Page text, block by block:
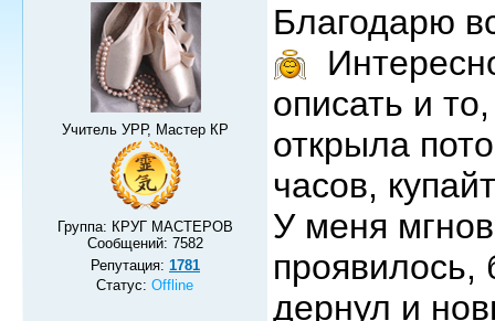
Учитель УРР, Мастер КР
Группа: КРУГ МАСТЕРОВ
Сообщений: 7582
Репутация: 1781
Статус:Offline
Благодарю
описать и
открыла
часов,
У меня
проявилось,
дернул и